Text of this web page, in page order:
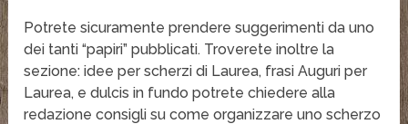
Potrete sicuramente prendere suggerimenti da uno
dei tanti “papiri” pubblicati. Troverete inoltre la
sezione: idee per scherzi di Laurea, frasi Auguri per
Laurea, e dulcis in fundo potrete chiedere alla
redazione consigli su come organizzare uno scherzo